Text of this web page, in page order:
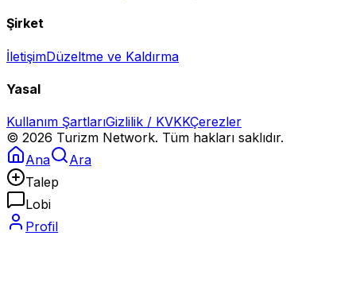
Şirket
İletişimDüzeltme ve Kaldırma
Yasal
Kullanım ŞartlarıGizlilik / KVKKÇerezler
© 2026 Turizm Network. Tüm hakları saklıdır.
Ana
Ara
Talep
Lobi
Profil